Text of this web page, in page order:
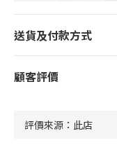
送貨及付款方式
顧客評價